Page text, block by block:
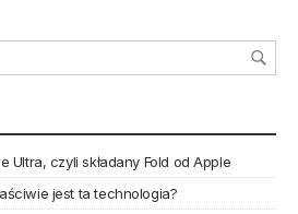
Ultra, czyli składany Fold od Apple
jest ta technologia?